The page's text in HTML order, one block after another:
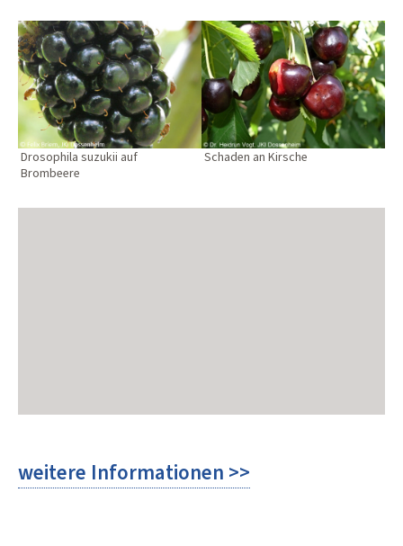
Drosophila suzukii auf
Brombeere
Schaden an Kirsche
weitere Informationen >>